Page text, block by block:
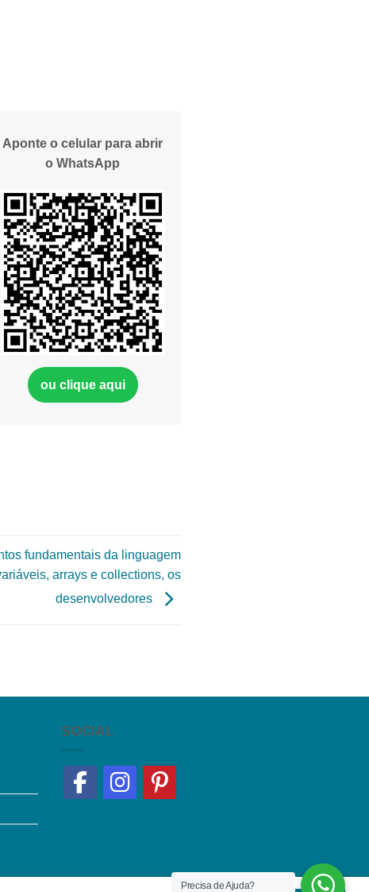
Aponte o celular para abrir
o WhatsApp
ou clique aqui
fundamentais da linguagem
arrays e collections, os
desenvolvedores
SOCIAL
Precisa de Ajuda?